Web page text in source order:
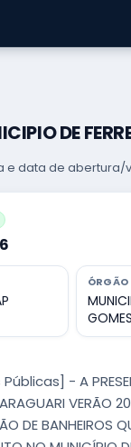
DE
e data de abertura/
ÓRGÃO
GOMES
- A
VERÃO
DE BANHEIROS